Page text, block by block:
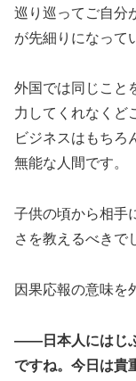
巡り巡ってご自分
が先細りになって
外国では同じこと
力してくれなくど
ビジネスはもちろ
無能な人間です。
子供の頃から相手
さを教えるべきで
因果応報の意味を
――日本人にはじ
ですね。今日は貴